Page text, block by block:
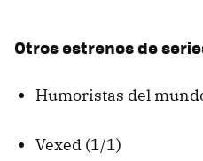
Otros estrenos de
Humoristas del
Vexed (1/1)